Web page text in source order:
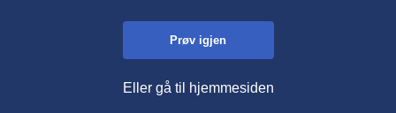
Prøv igjen
Eller gå til hjemmesiden